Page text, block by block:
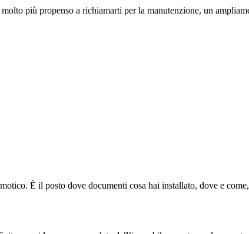
più propenso a richiamarti per la manutenzione, un
È il posto dove documenti cosa hai installato, dove e